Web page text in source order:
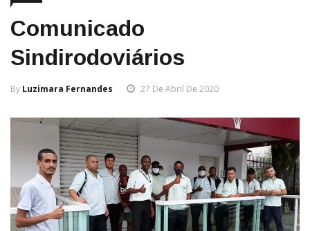
Comunicado
Sindirodoviários
By Luzimara Fernandes 27 De Abril De 2020